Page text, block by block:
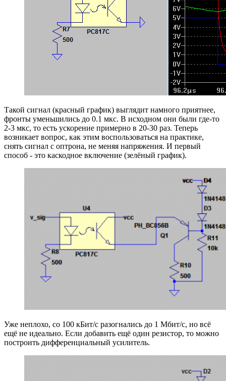
Такой сигнал (красный график) выглядит намного приятнее,
фронты уменьшились до 0.1 мкс. В исходном они были где-то
2-3 мкс, то есть ускорение примерно в 20-30 раз. Теперь
возникает вопрос, как этим воспользоваться на практике,
снять сигнал с оптрона, не меняя напряжения. И первый
способ - это каскодное включение (зелёный график).
Уже неплохо, со 100 кБит/с разогнались до 1 Мбит/с, но всё
ещё не идеально. Если добавить ещё один резистор, то можно
построить дифференциальный усилитель.